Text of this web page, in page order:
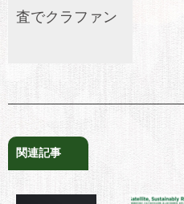
査でクラファン
関連記事